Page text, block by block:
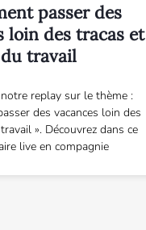
passer des
loin des tracas et
du travail
replay sur le thème :
des vacances loin des
». Découvrez dans ce
live en compagnie